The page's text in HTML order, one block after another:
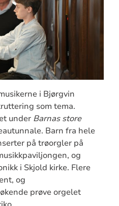
i Bjørgvin
som tema.
under Barnas store
Barn fra hele
på trøorgler på
og
i Skjold kirke. Flere
og
prøve orgelet